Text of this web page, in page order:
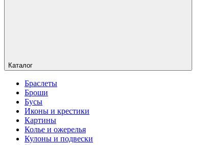
Каталог
Браслеты
Броши
Бусы
Иконы и крестики
Картины
Колье и ожерелья
Кулоны и подвески